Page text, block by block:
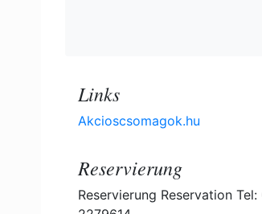
Links
Akcioscsomagok.hu
Reservierung
Reservierung Reservation